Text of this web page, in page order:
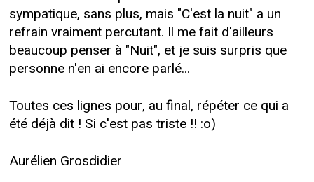
sympatique, sans plus, mais "C'est la nuit" a un
refrain vraiment percutant. Il me fait d'ailleurs
beaucoup penser à "Nuit", et je suis surpris que
personne n'en ai encore parlé...
Toutes ces lignes pour, au final, répéter ce qui a
été déjà dit ! Si c'est pas triste !! :o)
Aurélien Grosdidier